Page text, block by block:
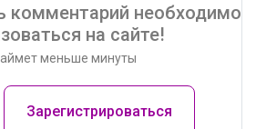
комментарий необходимо
на сайте!
меньше минуты
Зарегистрироваться